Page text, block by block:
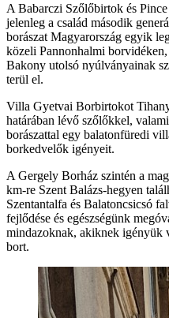
A Babarczi Szőlőbirtok és
jelenleg a család második
borászat Magyarország egyik
közeli Pannonhalmi
Bakony utolsó nyúlványainak
terül el.
Villa Gyetvai Borbirtokot
határában lévő szőlőkkel,
borászattal egy balatonfüredi
borkedvelők igényeit.
A Gergely Borház szintén a
km-re Szent Balázs-hegyen
Szentantalfa és Balatoncsicsó
fejlődése és egészségünk
mindazoknak, akiknek igényük
bort.